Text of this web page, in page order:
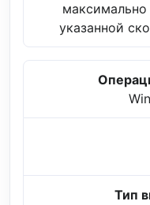
указанной
Тип